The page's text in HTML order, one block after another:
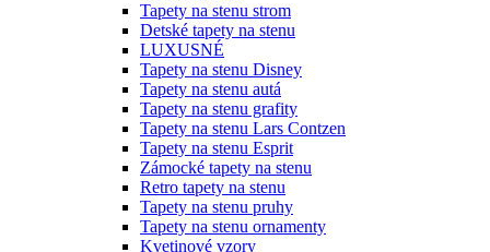
Tapety na stenu strom
Detské tapety na stenu
LUXUSNÉ
Tapety na stenu Disney
Tapety na stenu autá
Tapety na stenu grafity
Tapety na stenu Lars Contzen
Tapety na stenu Esprit
Zámocké tapety na stenu
Retro tapety na stenu
Tapety na stenu pruhy
Tapety na stenu ornamenty
Kvetinové vzory